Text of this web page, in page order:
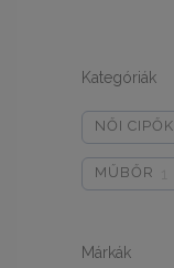
Kategóriák
NŐI CIPŐK
MŰBŐR
Márkák